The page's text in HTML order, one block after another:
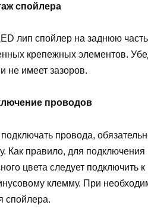
спойлера
лип спойлер на заднюю
крепежных элементов.
не имеет зазоров.
проводов
провода,
Как правило, для
цвета следует подключить
клемму. При
спойлера.